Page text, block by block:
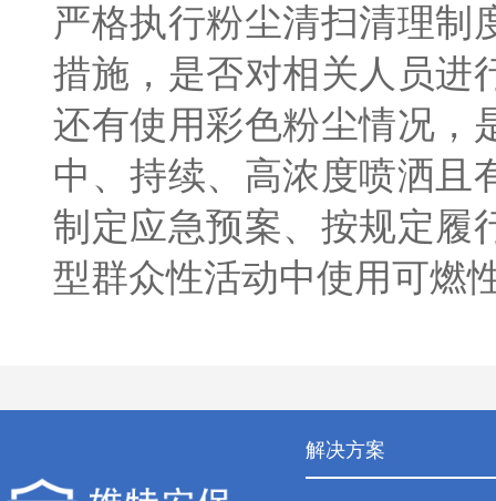
严格执行粉尘清扫清理制
措施，是否对相关人员进
还有使用彩色粉尘情况，
中、持续、高浓度喷洒且
制定应急预案、按规定履
型群众性活动中使用可燃
解决方案